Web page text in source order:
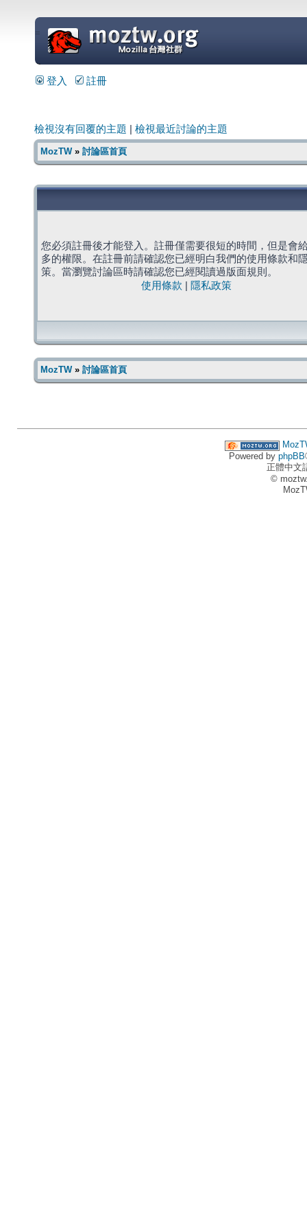
=
登入 註冊
檢視沒有回覆的主題 檢視最近討論的主題
MozTW» 討論區首頁
您必須註冊後才能登入。註冊僅需要很短的時間，但是會
多的權限。在註冊前請確認您已經明白我們的使用條款和
策。當瀏覽討論區時請確認您已經閱讀過版面規則。
使用條款
隱私政策
MozTW» 討論區首頁
Powered by phpBB
正體中文
©